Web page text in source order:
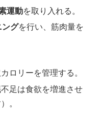
運動を取り入れる。
ングを行い、筋肉量を
ロリーを管理する。
不足は食欲を増進させ
。